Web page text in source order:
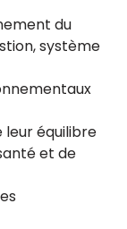
du
système
leur équilibre
et de